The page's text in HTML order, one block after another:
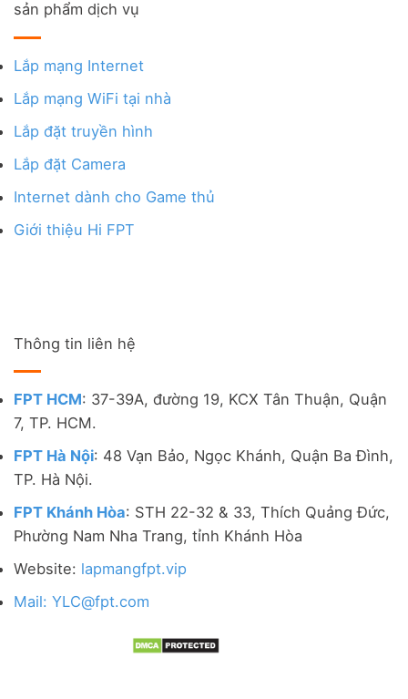
sản phẩm dịch vụ
Lắp mạng Internet
Lắp mạng WiFi tại nhà
Lắp đặt truyền hình
Lắp đặt Camera
Internet dành cho Game thủ
Giới thiệu Hi FPT
Thông tin liên hệ
FPT HCM: 37-39A, đường 19, KCX Tân Thuận, Quận
7, TP. HCM.
FPT Hà Nội: 48 Vạn Bảo, Ngọc Khánh, Quận Ba Đình,
TP. Hà Nội.
FPT Khánh Hòa: STH 22-32 & 33, Thích Quảng Đức,
Phường Nam Nha Trang, tỉnh Khánh Hòa
Website: lapmangfpt.vip
Mail: YLC@fpt.com